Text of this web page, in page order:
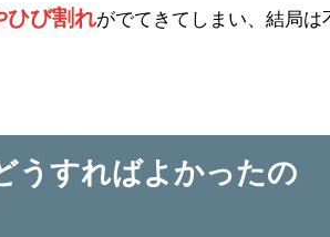
ひび割れがでてきてしまい、結局は
うすればよかったの